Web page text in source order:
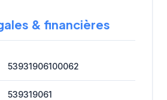
& financières
53931906100062
539319061